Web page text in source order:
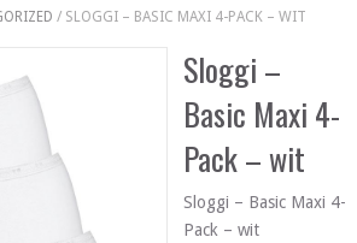
/ SLOGGI – BASIC MAXI 4-PACK – WIT
Sloggi –
Basic Maxi 4-
Pack – wit
Sloggi – Basic Maxi 4-
Pack – wit